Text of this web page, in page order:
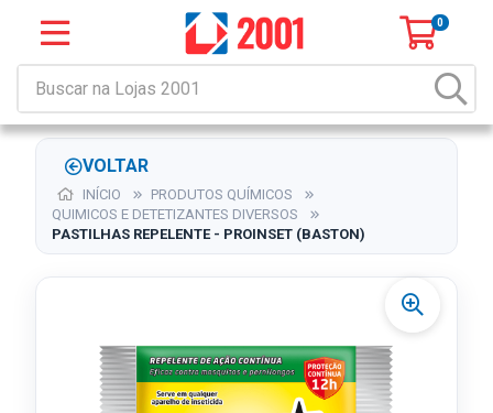
0
VOLTAR
INÍCIO
PRODUTOS QUÍMICOS
QUIMICOS E DETETIZANTES DIVERSOS
PASTILHAS REPELENTE - PROINSET (BASTON)